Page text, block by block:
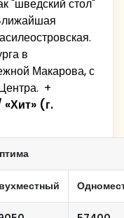
"шведский стол"
в
Макарова, с
+
(г.